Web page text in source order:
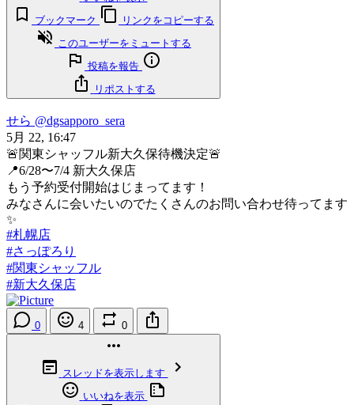
ブックマーク
リンクをコピーする
このユーザーをミュートする
投稿を報告
リポストする
せら @dgsapporo_sera
5月 22, 16:47
🚨関東シャッフル新大久保待機決定🚨
📍6/28〜7/4 新大久保店
もう予約受付開始はじまってます！
みなさんに会いたいのでたくさんのお問い合わせ待ってます
✨
#札幌店
#さっぽろり
#関東シャッフル
#新大久保店
0 4 0
スレッドを表示します
いいねを表示